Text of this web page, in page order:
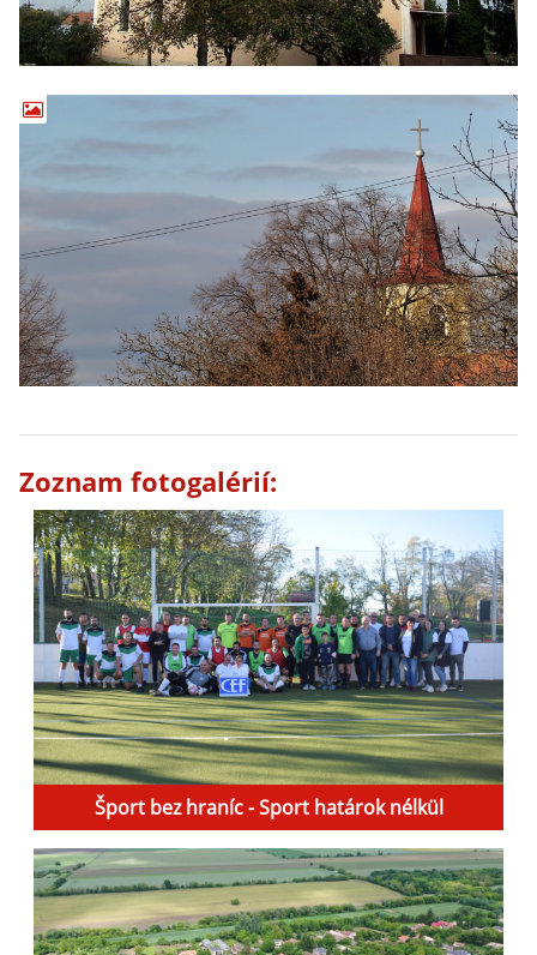
Zoznam fotogalérií:
Šport bez hraníc - Sport határok nélkül